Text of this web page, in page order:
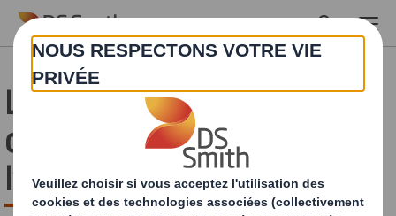
Skip to main content
Les enjeux géopolitiques
du multilatéralisme à
l’unilatéralisme.